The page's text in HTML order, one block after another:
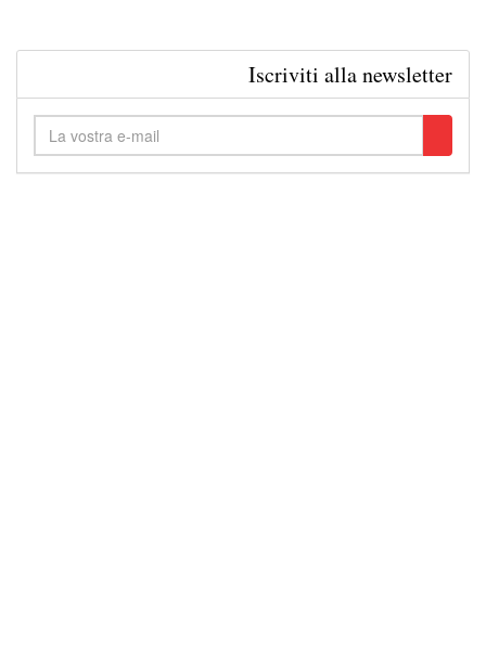
Iscriviti alla newsletter